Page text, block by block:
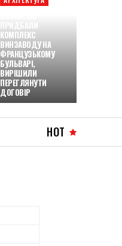
ПРИДБАЛИ
КОМПЛЕКС
ВИНЗАВОДУ НА
ФРАНЦУЗЬКОМУ
БУЛЬВАРІ,
ВИРІШИЛИ
ПЕРЕГЛЯНУТИ
ДОГОВІР
HOT